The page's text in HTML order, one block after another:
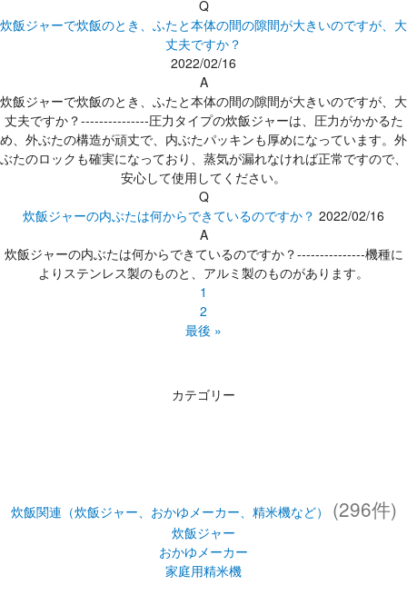
Q
炊飯ジャーで炊飯のとき、ふたと本体の間の隙間が大きいのですが、大
丈夫ですか？
2022/02/16
A
炊飯ジャーで炊飯のとき、ふたと本体の間の隙間が大きいのですが、大
丈夫ですか？---------------圧力タイプの炊飯ジャーは、圧力がかかるた
め、外ぶたの構造が頑丈で、内ぶたパッキンも厚めになっています。外
ぶたのロックも確実になっており、蒸気が漏れなければ正常ですので、
安心して使用してください。
Q
炊飯ジャーの内ぶたは何からできているのですか？ 2022/02/16
A
炊飯ジャーの内ぶたは何からできているのですか？---------------機種に
よりステンレス製のものと、アルミ製のものがあります。
1
2
最後 »
カテゴリー
炊飯ジャー
おかゆメーカー
家庭用精米機